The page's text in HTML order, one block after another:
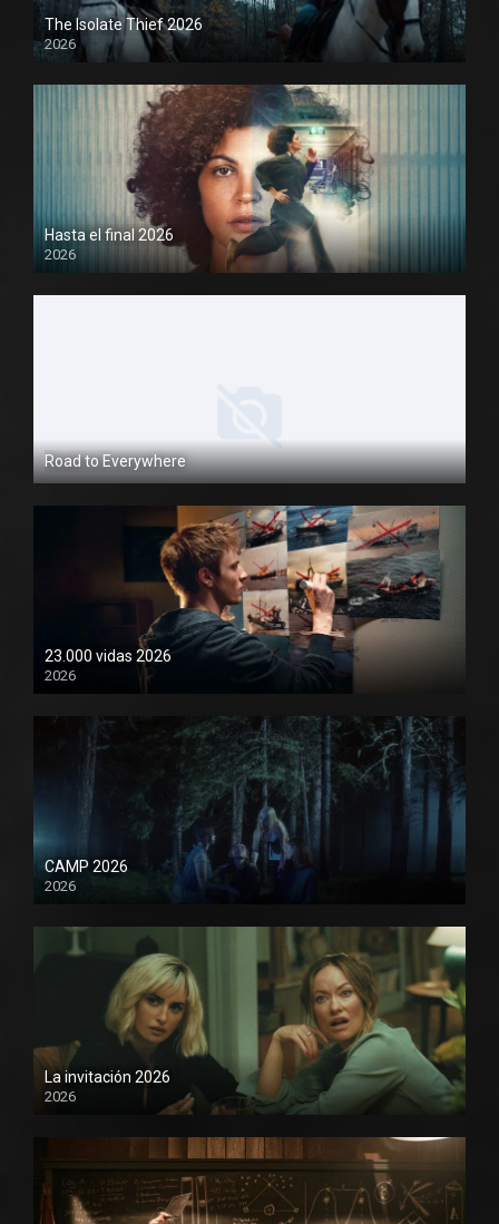
The Isolate Thief 2026
2026
1080P
Hasta el final 2026
2026
1080P
Road to Everywhere
1080P
23.000 vidas 2026
2026
1080P
CAMP 2026
2026
1080P
La invitación 2026
2026
1080P